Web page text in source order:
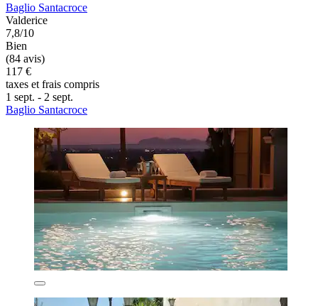
Baglio Santacroce
Valderice
7,8/10
Bien
(84 avis)
117 €
taxes et frais compris
1 sept. - 2 sept.
Baglio Santacroce